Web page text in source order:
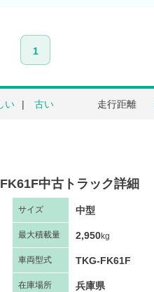
1
い 古い 走行距離
中古トラック詳細
サイズ 中型
最大積載量 2,950kg
車両型式 TKG-FK61F
在庫場所 兵庫県